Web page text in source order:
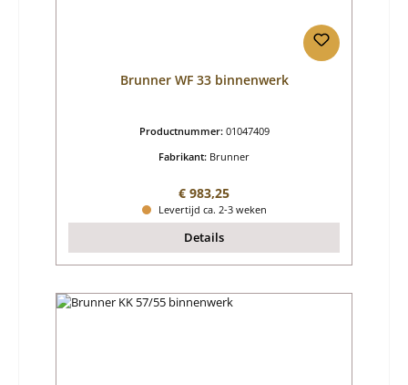
Brunner WF 33 binnenwerk
Productnummer: 01047409
Fabrikant: Brunner
Normale prijs:
€ 983,25
Levertijd ca. 2-3 weken
Details